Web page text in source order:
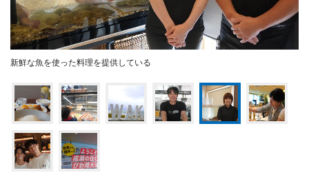
新鮮な魚を使った料理を提供している